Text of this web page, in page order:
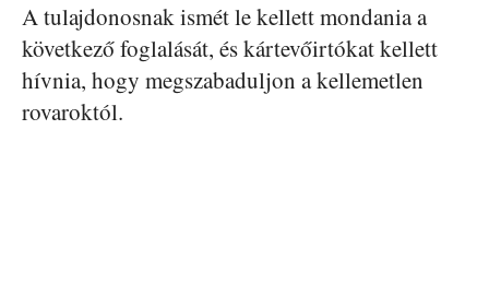
A tulajdonosnak ismét le kellett mondania a
következő foglalását, és kártevőirtókat kellett
hívnia, hogy megszabaduljon a kellemetlen
rovaroktól.